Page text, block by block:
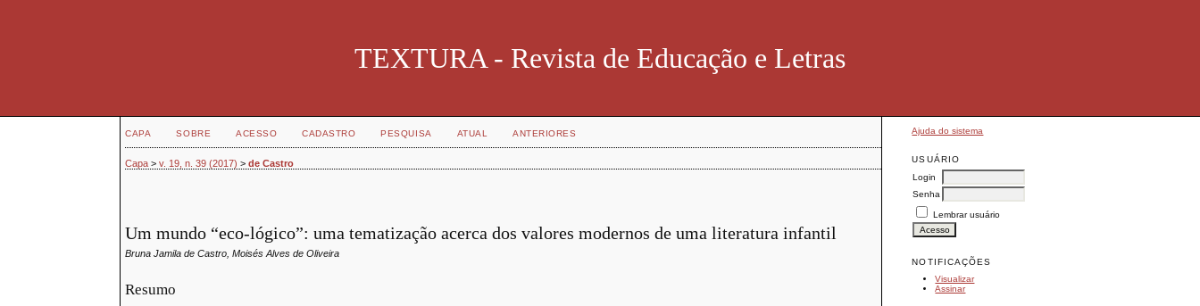
TEXTURA - Revista de Educação e Letras
Ajuda do sistema
USUÁRIO
Login
Senha
Lembrar usuário
NOTIFICAÇÕES
Visualizar
Assinar
CAPA SOBRE ACESSO CADASTRO PESQUISA ATUAL ANTERIORES
Capa >v. 19, n. 39 (2017) >de Castro
Um mundo “eco-lógico”: uma tematização acerca dos valores modernos de uma literatura infantil
Bruna Jamila de Castro, Moisés Alves de Oliveira
Resumo